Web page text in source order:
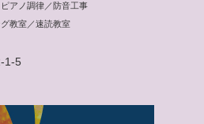
アノ調律／防音工事
教室／速読教室
1-5